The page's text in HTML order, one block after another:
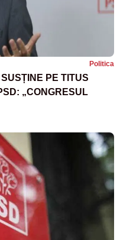
Politica
PE TITUS
„CONGRESUL